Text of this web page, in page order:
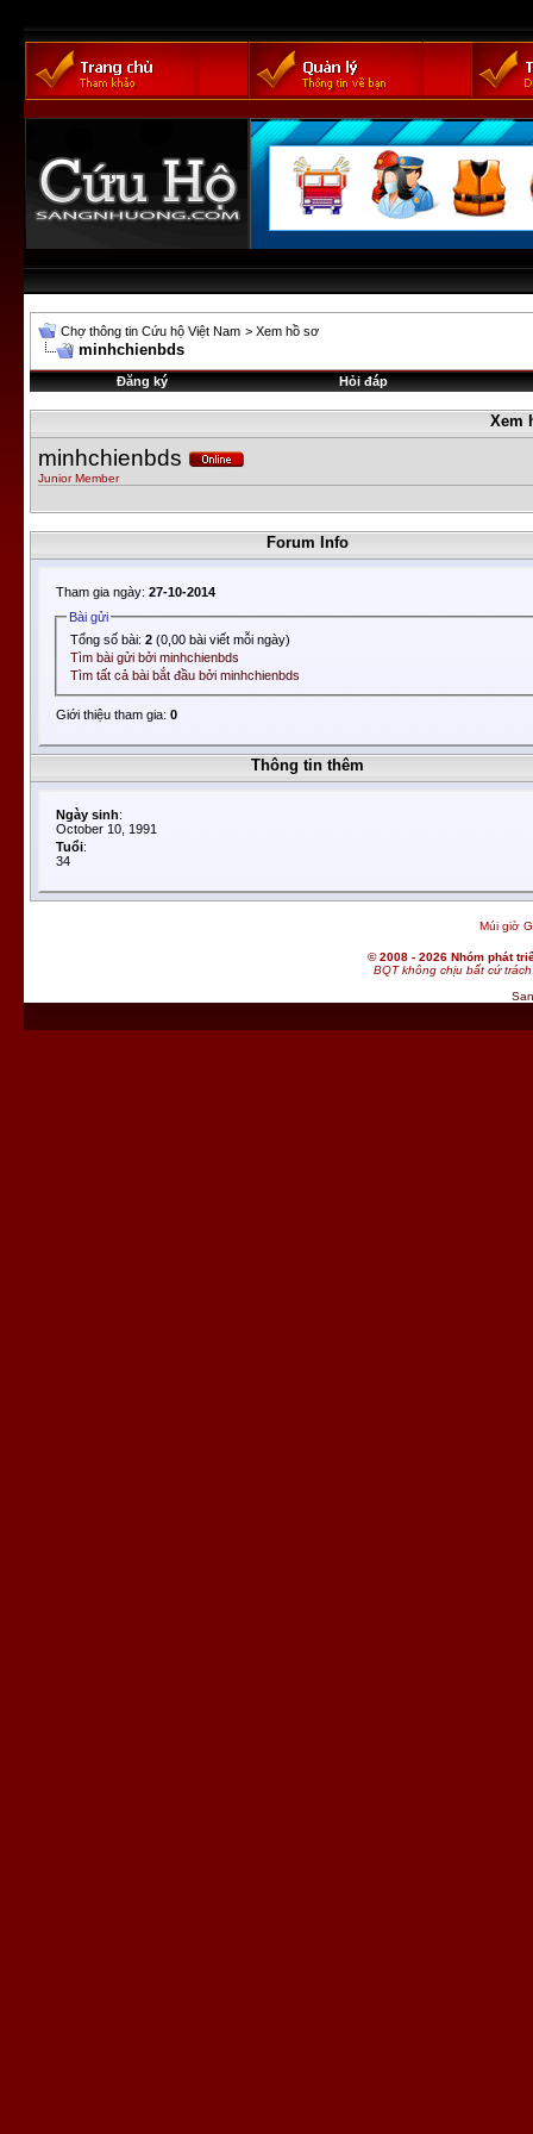
Chợ thông tin Cứu hộ Việt Nam > Xem hồ sơ
minhchienbds
Đăng ký Hỏi đáp
Xem
minhchienbds
Junior Member
Forum Info
Tham gia ngày: 27-10-2014
Bài gửi
Tổng số bài:2 (0,00 bài viết mỗi ngày)
Tìm bài gửi bởi minhchienbds
Tìm tất cả bài bắt đầu bởi minhchienbds
Giới thiệu tham gia: 0
Thông tin thêm
Ngày sinh:
October 10, 1991
Tuổi:
34
Múi giờ
© 2008 - 2026 Nhóm phát
BQT không chịu bất cứ